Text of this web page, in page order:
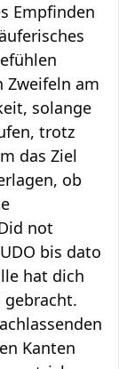
Empfinden
Zweifeln am
solange
trotz
das Ziel
ob
not
bis dato
hat dich
gebracht.
Kanten